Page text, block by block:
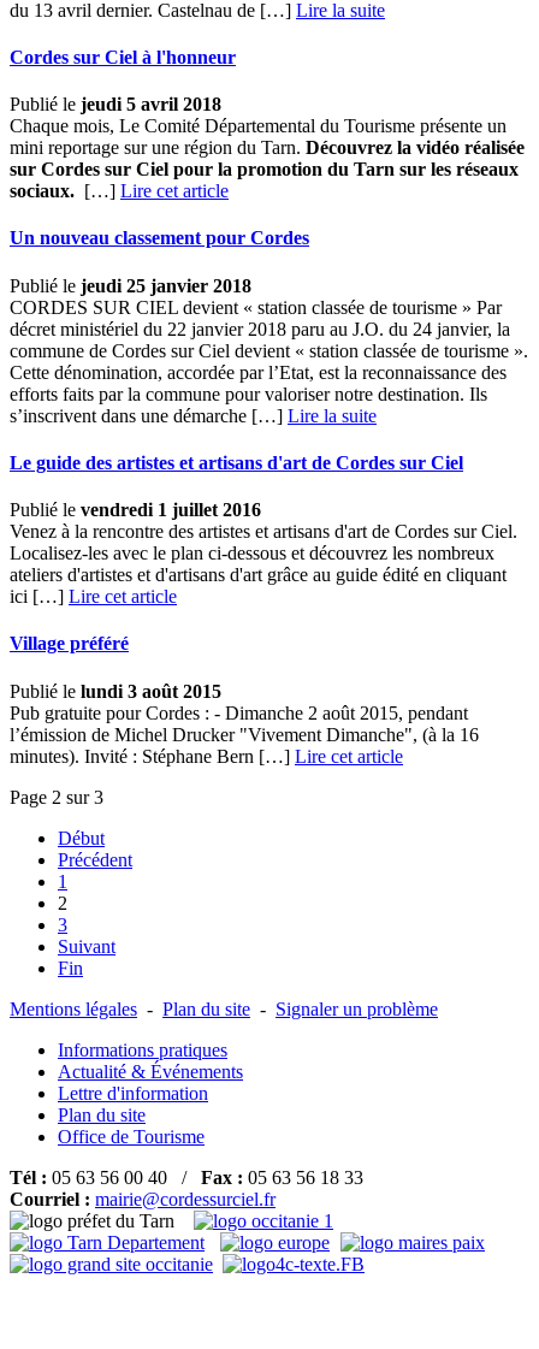
du 13 avril dernier. Castelnau de […] ­ Lire la suite
Cordes sur Ciel à l'honneur
Publié le jeudi 5 avril 2018
Chaque mois, Le Comité Départemental du Tourisme présente un
mini reportage sur une région du Tarn. Découvrez la vidéo réalisée
sur Cordes sur Ciel pour la promotion du Tarn sur les réseaux
sociaux. […] Lire cet article
Un nouveau classement pour Cordes
Publié le jeudi 25 janvier 2018
CORDES SUR CIEL devient « station classée de tourisme » Par
décret ministériel du 22 janvier 2018 paru au J.O. du 24 janvier, la
commune de Cordes sur Ciel devient « station classée de tourisme ».
Cette dénomination, accordée par l’Etat, est la reconnaissance des
efforts faits par la commune pour valoriser notre destination. Ils
s’inscrivent dans une démarche […] ­ Lire la suite
Le guide des artistes et artisans d'art de Cordes sur Ciel
Publié le vendredi 1 juillet 2016
Venez à la rencontre des artistes et artisans d'art de Cordes sur Ciel.
Localisez-les avec le plan ci-dessous et découvrez les nombreux
ateliers d'artistes et d'artisans d'art grâce au guide édité en cliquant
ici […] Lire cet article
Village préféré
Publié le lundi 3 août 2015
Pub gratuite pour Cordes : - Dimanche 2 août 2015, pendant
l’émission de Michel Drucker "Vivement Dimanche", (à la 16
minutes). Invité : Stéphane Bern […] Lire cet article
Page 2 sur 3
Début
Précédent
1
2
3
Suivant
Fin
Mentions légales - Plan du site - Signaler un problème
Informations pratiques
Actualité & Événements
Lettre d'information
Plan du site
Office de Tourisme
Tél : 05 63 56 00 40 / Fax : 05 63 56 18 33
Courriel : mairie@cordessurciel.fr